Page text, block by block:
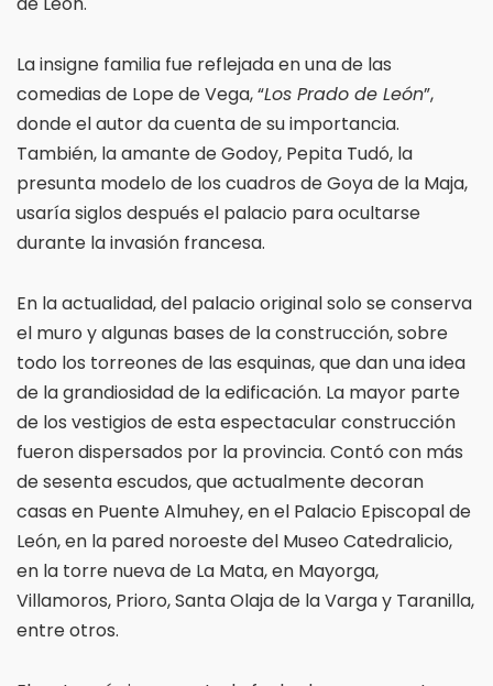
La insigne familia fue reflejada en una de las
comedias de Lope de Vega, “Los Prado de León”,
donde el autor da cuenta de su importancia.
También, la amante de Godoy, Pepita Tudó, la
presunta modelo de los cuadros de Goya de la Maja,
usaría siglos después el palacio para ocultarse
durante la invasión francesa.
En la actualidad, del palacio original solo se conserva
el muro y algunas bases de la construcción, sobre
todo los torreones de las esquinas, que dan una idea
de la grandiosidad de la edificación. La mayor parte
de los vestigios de esta espectacular construcción
fueron dispersados por la provincia. Contó con más
de sesenta escudos, que actualmente decoran
casas en Puente Almuhey, en el Palacio Episcopal de
León, en la pared noroeste del Museo Catedralicio,
en la torre nueva de La Mata, en Mayorga,
Villamoros, Prioro, Santa Olaja de la Varga y Taranilla,
entre otros.